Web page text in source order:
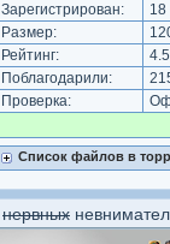
Зарегистрирован:
18
Размер:
Рейтинг: 4.5
Поблагодарили:
Проверка:
Список файлов в
нервных